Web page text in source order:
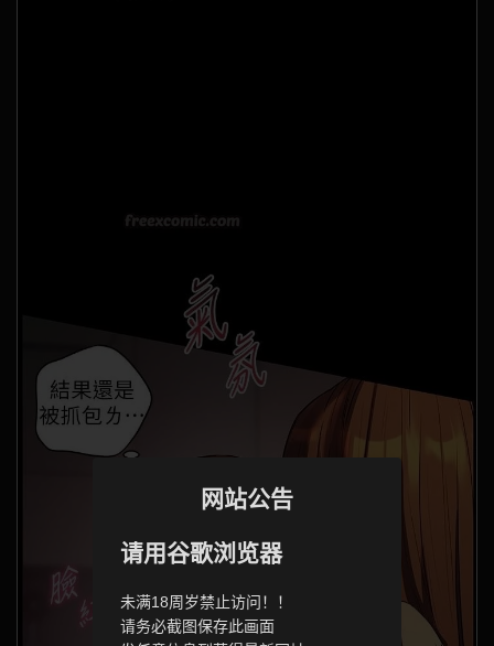
网站公告
请用谷歌浏览器
未满18周岁禁止访问！！
请务必截图保存此画面